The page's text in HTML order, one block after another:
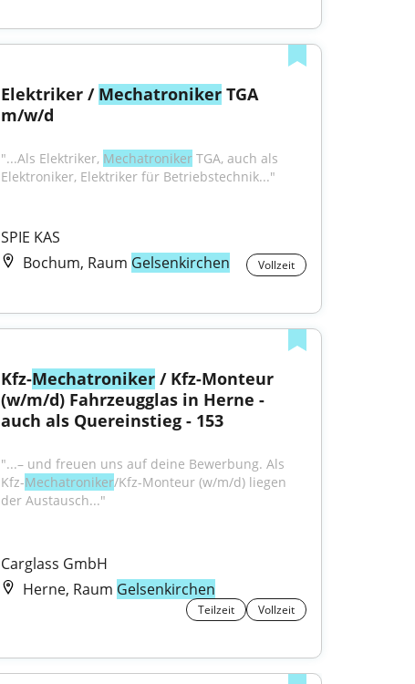
Elektriker / Mechatroniker TGA
m/w/d
"...Als Elektriker, Mechatroniker TGA, auch als
Elektroniker, Elektriker für Betriebstechnik..."
SPIE KAS
Bochum, Raum Gelsenkirchen Vollzeit
Kfz-Mechatroniker / Kfz-Monteur
(w/m/d) Fahrzeugglas in Herne -
auch als Quereinstieg - 153
"...– und freuen uns auf deine Bewerbung. Als
Kfz-Mechatroniker/Kfz-Monteur (w/m/d) liegen
der Austausch..."
Carglass GmbH
Herne, Raum Gelsenkirchen
Teilzeit Vollzeit